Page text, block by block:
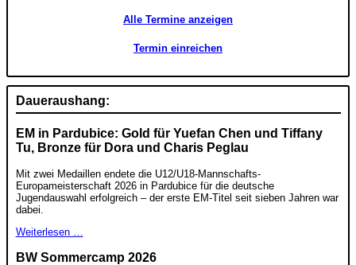
Alle Termine anzeigen
Termin einreichen
Daueraushang:
EM in Pardubice: Gold für Yuefan Chen und Tiffany
Tu, Bronze für Dora und Charis Peglau
Mit zwei Medaillen endete die U12/U18-Mannschafts-
Europameisterschaft 2026 in Pardubice für die deutsche
Jugendauswahl erfolgreich – der erste EM-Titel seit sieben Jahren war
dabei.
Weiterlesen …
BW Sommercamp 2026